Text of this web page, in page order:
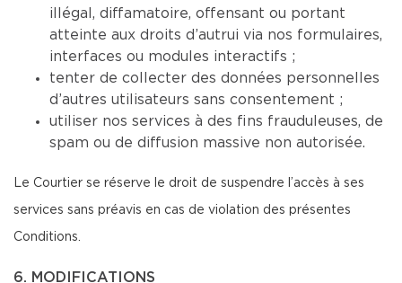
illégal, diffamatoire, offensant ou portant
atteinte aux droits d’autrui via nos formulaires,
interfaces ou modules interactifs ;
tenter de collecter des données personnelles
d’autres utilisateurs sans consentement ;
utiliser nos services à des fins frauduleuses, de
spam ou de diffusion massive non autorisée.
Le Courtier se réserve le droit de suspendre l’accès à ses
services sans préavis en cas de violation des présentes
Conditions.
6. MODIFICATIONS